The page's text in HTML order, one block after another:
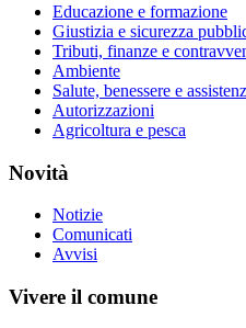
Educazione e formazione
Giustizia e sicurezza
Tributi, finanze e
Ambiente
Salute, benessere e
Autorizzazioni
Agricoltura e pesca
Novità
Notizie
Comunicati
Avvisi
Vivere il comune